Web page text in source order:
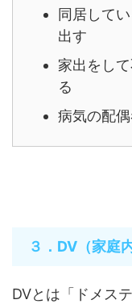
同居して
出す
家出をし
る
病気の配
３．DV（家庭
DVとは「ドメス